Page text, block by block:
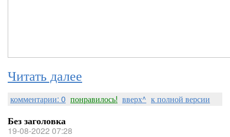
Читать далее
комментарии: 0 понравилось! вверх^ к полной версии
Без заголовка
19-08-2022 07:28